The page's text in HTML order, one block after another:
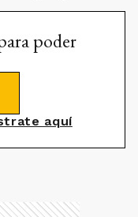
poder
aquí